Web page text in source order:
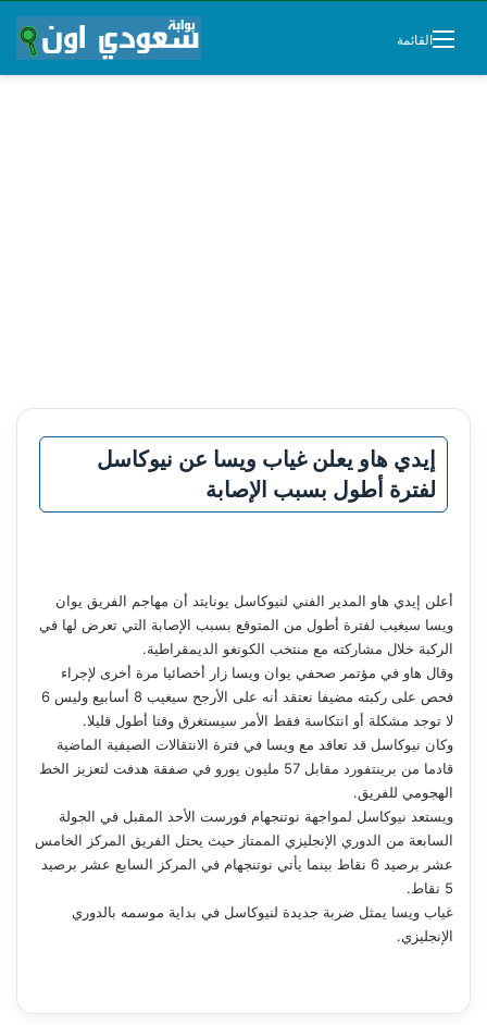
القائمة
إيدي هاو يعلن غياب ويسا عن نيوكاسل
لفترة أطول بسبب الإصابة
أعلن إيدي هاو المدير الفني لنيوكاسل يونايتد أن مهاجم الفريق يوان
ويسا سيغيب لفترة أطول من المتوقع بسبب الإصابة التي تعرض لها في
الركبة خلال مشاركته مع منتخب الكونغو الديمقراطية.
وقال هاو في مؤتمر صحفي يوان ويسا زار أخصائيا مرة أخرى لإجراء
فحص على ركبته مضيفا نعتقد أنه على الأرجح سيغيب 8 أسابيع وليس 6
لا توجد مشكلة أو انتكاسة فقط الأمر سيستغرق وقتا أطول قليلا.
وكان نيوكاسل قد تعاقد مع ويسا في فترة الانتقالات الصيفية الماضية
قادما من برينتفورد مقابل 57 مليون يورو في صفقة هدفت لتعزيز الخط
الهجومي للفريق.
ويستعد نيوكاسل لمواجهة نوتنجهام فورست الأحد المقبل في الجولة
السابعة من الدوري الإنجليزي الممتاز حيث يحتل الفريق المركز الخامس
عشر برصيد 6 نقاط بينما يأتي نوتنجهام في المركز السابع عشر برصيد
5 نقاط.
غياب ويسا يمثل ضربة جديدة لنيوكاسل في بداية موسمه بالدوري
الإنجليزي.